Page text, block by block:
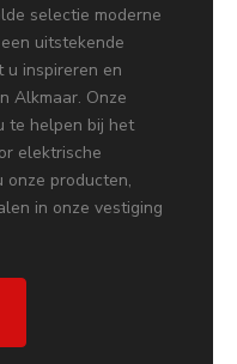
selectie moderne
uitstekende
u inspireren en
Alkmaar. Onze
te helpen bij het
elektrische
onze producten,
in onze vestiging